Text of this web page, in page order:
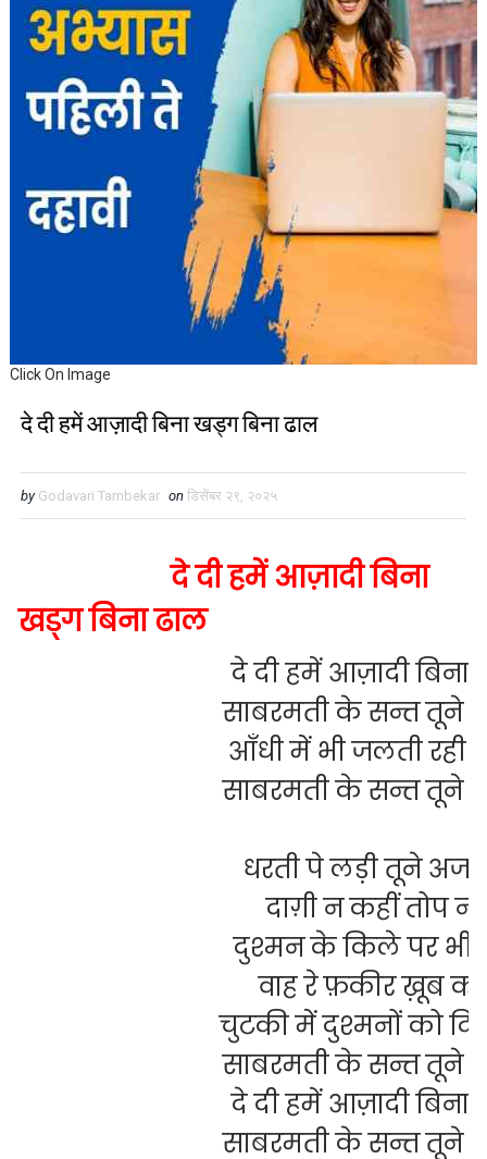
Click On Image
दे दी हमें आज़ादी बिना खड्ग बिना ढाल
by Godavari Tambekar on डिसेंबर २९, २०२५
दे दी हमें आज़ादी बिना
खड्ग बिना ढाल
दे दी हमें आज़ादी बिना
साबरमती के सन्त तूने
आँधी में भी जलती रही
साबरमती के सन्त तूने
धरती पे लड़ी तूने
दाग़ी न कहीं तोप
दुश्मन के किले पर भी
वाह रे फ़कीर ख़ूब
चुटकी में दुश्मनों को
साबरमती के सन्त तूने
दे दी हमें आज़ादी बिना
साबरमती के सन्त तूने